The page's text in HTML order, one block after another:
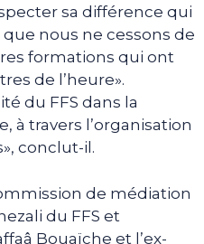
sa différence qui
nous ne cessons de
formations qui ont
de l’heure».
du FFS dans la
à travers l’organisation
conclut-il.
de médiation
du FFS et
Bouaïche et l’ex-